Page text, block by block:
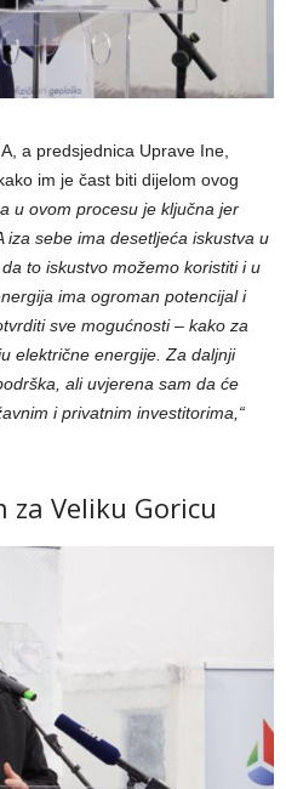
a predsjednica Uprave Ine,
im je čast biti dijelom ovog
u ovom procesu je ključna jer
sebe ima desetljeća iskustva u
to iskustvo možemo koristiti i u
ima ogroman potencijal i
sve mogućnosti – kako za
električne energije. Za daljnji
ali uvjerena sam da će
i privatnim investitorima,“
za Veliku Goricu